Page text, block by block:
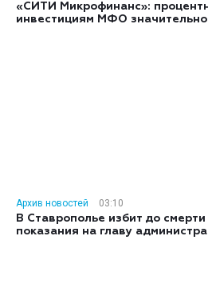
«СИТИ Микрофинанс»:
инвестициям МФО
Архив новостей
03:10
В Ставрополье избит до
показания на главу